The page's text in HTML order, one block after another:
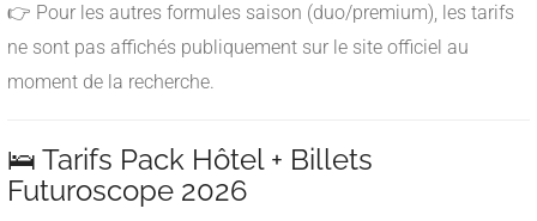
👉 Pour les autres formules saison (duo/premium), les tarifs
ne sont pas affichés publiquement sur le site officiel au
moment de la recherche.
🛌 Tarifs Pack Hôtel + Billets
Futuroscope 2026